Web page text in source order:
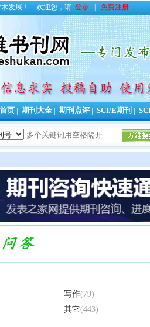
术发展！ 欢迎您，请 登录 免费注册
页 期刊大全 期刊点评 SCI/E期刊
写作(79)
其它(443)